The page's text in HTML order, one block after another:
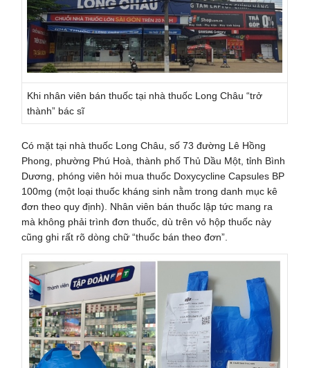
Khi nhân viên bán thuốc tại nhà thuốc Long Châu “trở
thành” bác sĩ
Có mặt tại nhà thuốc Long Châu, số 73 đường Lê Hồng
Phong, phường Phú Hoà, thành phố Thủ Dầu Một, tỉnh Bình
Dương, phóng viên hỏi mua thuốc Doxycycline Capsules BP
100mg (một loại thuốc kháng sinh nằm trong danh mục kê
đơn theo quy định). Nhân viên bán thuốc lập tức mang ra
mà không phải trình đơn thuốc, dù trên vỏ hộp thuốc này
cũng ghi rất rõ dòng chữ “thuốc bán theo đơn”.